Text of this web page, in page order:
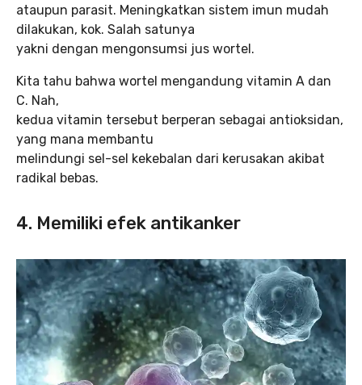
ataupun parasit. Meningkatkan sistem imun mudah
dilakukan, kok. Salah satunya
yakni dengan mengonsumsi jus wortel.
Kita tahu bahwa wortel mengandung vitamin A dan
C. Nah,
kedua vitamin tersebut berperan sebagai antioksidan,
yang mana membantu
melindungi sel-sel kekebalan dari kerusakan akibat
radikal bebas.
4. Memiliki efek antikanker